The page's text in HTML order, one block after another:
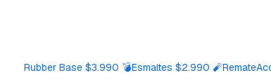
Rubber Base $3.990 💣Esmaltes $2.990 🧨Remate